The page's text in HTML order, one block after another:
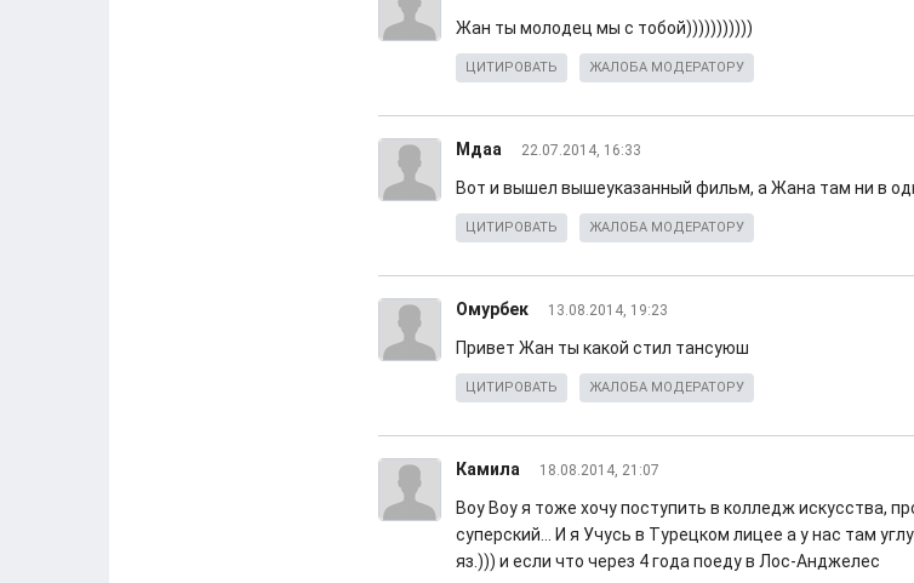
Жан ты молодец мы с тобой)))))))))))
ЦИТИРОВАТЬ ЖАЛОБА МОДЕРАТОРУ
Мдаа 22.07.2014, 16:33
Вот и вышел вышеуказанный фильм, а Жана там ни в
ЦИТИРОВАТЬ ЖАЛОБА МОДЕРАТОРУ
Омурбек 13.08.2014, 19:23
Привет Жан ты какой стил тансуюш
ЦИТИРОВАТЬ ЖАЛОБА МОДЕРАТОРУ
Камила 18.08.2014, 21:07
Воу Воу я тоже хочу поступить в колледж искусства,
суперский... И я Учусь в Турецком лицее а у нас там
яз.))) и если что через 4 года поеду в Лос-Анджелес